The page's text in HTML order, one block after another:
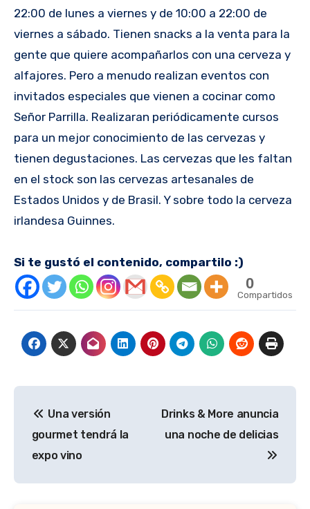
22:00 de lunes a viernes y de 10:00 a 22:00 de
viernes a sábado. Tienen snacks a la venta para la
gente que quiere acompañarlos con una cerveza y
alfajores. Pero a menudo realizan eventos con
invitados especiales que vienen a cocinar como
Señor Parrilla. Realizaran periódicamente cursos
para un mejor conocimiento de las cervezas y
tienen degustaciones. Las cervezas que les faltan
en el stock son las cervezas artesanales de
Estados Unidos y de Brasil. Y sobre todo la cerveza
irlandesa Guinnes.
Si te gustó el contenido, compartilo :)
0
Compartidos
de
entradas
Una versión
gourmet tendrá la
expo vino
Drinks & More anuncia
una noche de delicias